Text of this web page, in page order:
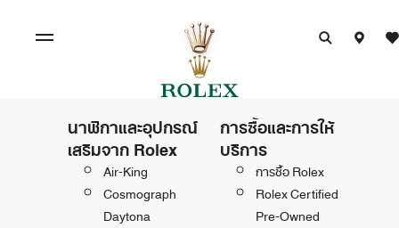
นาฬิกาและอุปกรณ์
เสริมจาก Rolex
Air-King
Cosmograph
Daytona
การซื้อและการให้
บริการ
การซื้อ Rolex
Rolex Certified
Pre-Owned